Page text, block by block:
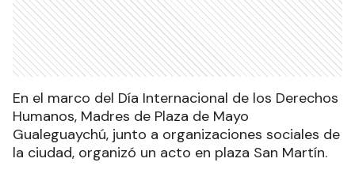
En el marco del Día Internacional de los Derechos
Humanos, Madres de Plaza de Mayo
Gualeguaychú, junto a organizaciones sociales de
la ciudad, organizó un acto en plaza San Martín.